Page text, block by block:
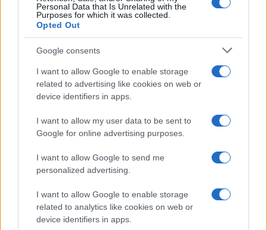
Personal Data that Is Unrelated with the
Purposes for which it was collected.
Opted Out
Google consents
I want to allow Google to enable storage
related to advertising like cookies on web or
device identifiers in apps.
I want to allow my user data to be sent to
Google for online advertising purposes.
I want to allow Google to send me
personalized advertising.
I want to allow Google to enable storage
related to analytics like cookies on web or
device identifiers in apps.
Prendere a pugni i ragazzi di destra non fa
notizia: se lo meritano
“Militanti FdI pestati a calci e pugni”: indagati 8
di sinistra. Ma nessuno ne parla
Quarantamila per Schlein posson bastare? Per
arginare il mare nero sono niente, per
tirare la
volata all’ereditiera del popolonon un granché,
per giocare al grande fratello politicante vanno
bene. Per le prove tecniche di fusione e di
sabotaggio al nuovo potere usurpatore sì, posson
bastare, poi suppliscono i giornali, i guitti a tariffa,
il Csm, il Colle, Sanremo. Però lasciate stare il